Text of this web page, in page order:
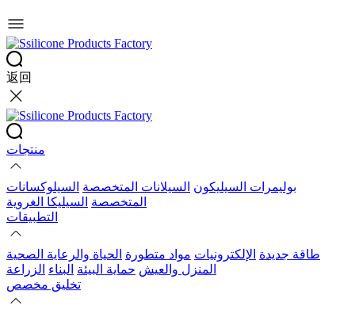
返回
منتجات
بوليمرات السيليكون السيلانات المتخصصة السيلوكسانات
المتخصصة السيليكا الغروية
التطبيقات
طاقة جديدة الإلكترونيات مواد متطورة الحياة والرعاية الصحية
المنزل والعيش حماية البيئة البناء الزراعة
تخليق مخصص